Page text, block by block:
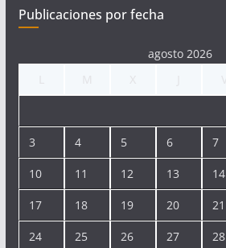
Publicaciones por fecha
agosto 2026
3 4 5 6 7
10 11 12 13 14
17 18 19 20 21
24 25 26 27 28